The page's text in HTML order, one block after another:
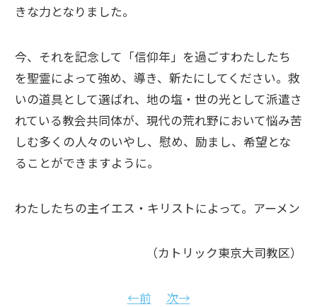
きな力となりました。
今、それを記念して「信仰年」を過ごすわたしたち
を聖霊によって強め、導き、新たにしてください。救
いの道具として選ばれ、地の塩・世の光として派遣さ
れている教会共同体が、現代の荒れ野において悩み苦
しむ多くの人々のいやし、慰め、励まし、希望とな
ることができますように。
わたしたちの主イエス・キリストによって。アーメン
（カトリック東京大司教区）
←前 次→